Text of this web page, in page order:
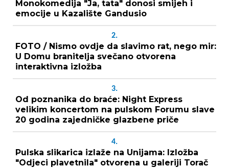
Monokomedija "Ja, tata" donosi smijeh i
emocije u Kazalište Gandusio
2.
FOTO / Nismo ovdje da slavimo rat, nego mir:
U Domu branitelja svečano otvorena
interaktivna izložba
3.
Od poznanika do braće: Night Express
velikim koncertom na pulskom Forumu slave
20 godina zajedničke glazbene priče
4.
Pulska slikarica izlaže na Unijama: Izložba
"Odjeci plavetnila" otvorena u galeriji Torač